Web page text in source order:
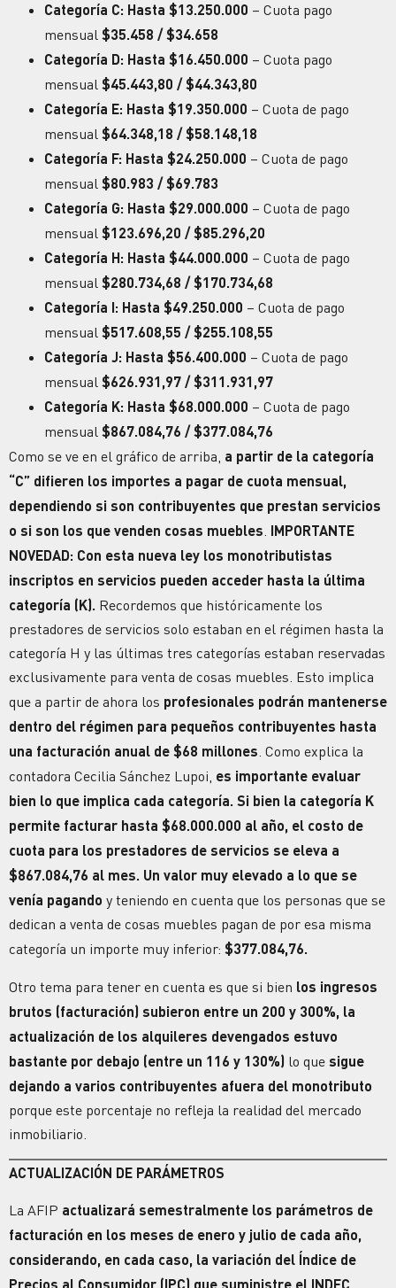
Categoría C: Hasta $13.250.000 – Cuota pago
mensual $35.458 / $34.658
Categoría D: Hasta $16.450.000 – Cuota pago
mensual $45.443,80 / $44.343,80
Categoría E: Hasta $19.350.000 – Cuota de pago
mensual $64.348,18 / $58.148,18
Categoría F: Hasta $24.250.000 – Cuota de pago
mensual $80.983 / $69.783
Categoría G: Hasta $29.000.000 – Cuota de pago
mensual $123.696,20 / $85.296,20
Categoría H: Hasta $44.000.000 – Cuota de pago
mensual $280.734,68 / $170.734,68
Categoría I: Hasta $49.250.000 – Cuota de pago
mensual $517.608,55 / $255.108,55
Categoría J: Hasta $56.400.000 – Cuota de pago
mensual $626.931,97 / $311.931,97
Categoría K: Hasta $68.000.000 – Cuota de pago
mensual $867.084,76 / $377.084,76
Como se ve en el gráfico de arriba, a partir de la categoría
“C” difieren los importes a pagar de cuota mensual,
dependiendo si son contribuyentes que prestan servicios
o si son los que venden cosas muebles. IMPORTANTE
NOVEDAD: Con esta nueva ley los monotributistas
inscriptos en servicios pueden acceder hasta la última
categoría (K). Recordemos que históricamente los
prestadores de servicios solo estaban en el régimen hasta la
categoría H y las últimas tres categorías estaban reservadas
exclusivamente para venta de cosas muebles. Esto implica
que a partir de ahora los profesionales podrán mantenerse
dentro del régimen para pequeños contribuyentes hasta
una facturación anual de $68 millones. Como explica la
contadora Cecilia Sánchez Lupoi, es importante evaluar
bien lo que implica cada categoría. Si bien la categoría K
permite facturar hasta $68.000.000 al año, el costo de
cuota para los prestadores de servicios se eleva a
$867.084,76 al mes. Un valor muy elevado a lo que se
venía pagando y teniendo en cuenta que los personas que se
dedican a venta de cosas muebles pagan de por esa misma
categoría un importe muy inferior: $377.084,76.
Otro tema para tener en cuenta es que si bien los ingresos
brutos (facturación) subieron entre un 200 y 300%, la
actualización de los alquileres devengados estuvo
bastante por debajo (entre un 116 y 130%) lo que sigue
dejando a varios contribuyentes afuera del monotributo
porque este porcentaje no refleja la realidad del mercado
inmobiliario.
ACTUALIZACIÓN DE PARÁMETROS
La AFIP actualizará semestralmente los parámetros de
facturación en los meses de enero y julio de cada año,
considerando, en cada caso, la variación del Índice de
Precios al Consumidor (IPC) que suministre el INDEC